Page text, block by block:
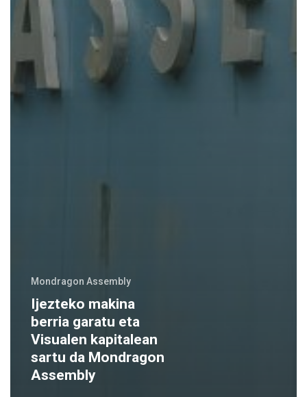
Mondragon Assembly
Ijezteko makina
berria garatu eta
Visualen kapitalean
sartu da Mondragon
Assembly